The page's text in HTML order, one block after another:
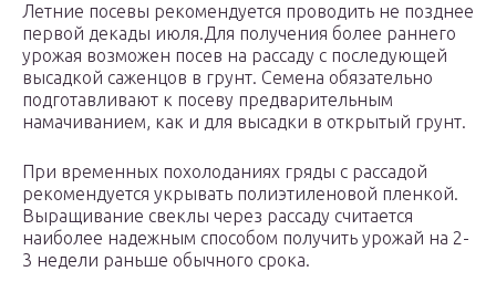
Летние посевы рекомендуется проводить не позднее
первой декады июля.Для получения более раннего
урожая возможен посев на рассаду с последующей
высадкой саженцов в грунт. Семена обязательно
подготавливают к посеву предварительным
намачиванием, как и для высадки в открытый грунт.
При временных похолоданиях гряды с рассадой
рекомендуется укрывать полиэтиленовой пленкой.
Выращивание свеклы через рассаду считается
наиболее надежным способом получить урожай на 2-
3 недели раньше обычного срока.